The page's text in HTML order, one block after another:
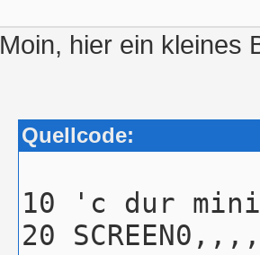
Moin, hier ein kleines
Quellcode:
10 'c dur
20